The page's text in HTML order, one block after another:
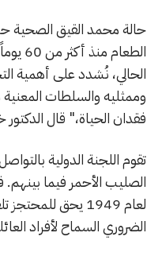
حالة محمد القيق
الحالي، نُشدد على أهمية
وممثليه والسلطات
فقدان الحياة،" قال الدكتور
تقوم اللجنة الدولية
الصليب الأحمر فيما
لعام 1949 يحق
الضروري السماح لأفراد